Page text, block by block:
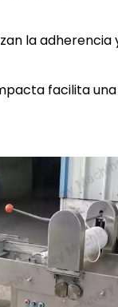
la adherencia
facilita una